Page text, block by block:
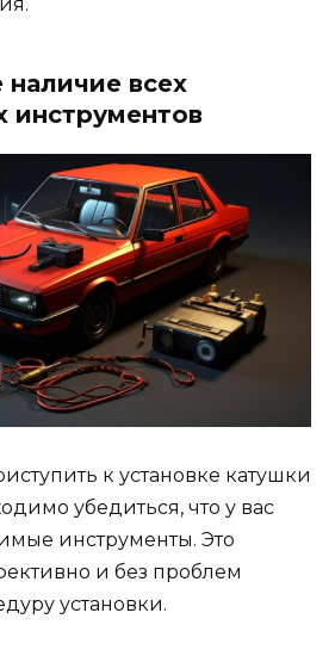
наличие всех
инструментов
к установке катушки
убедиться, что у вас
инструменты. Это
и без проблем
установки.